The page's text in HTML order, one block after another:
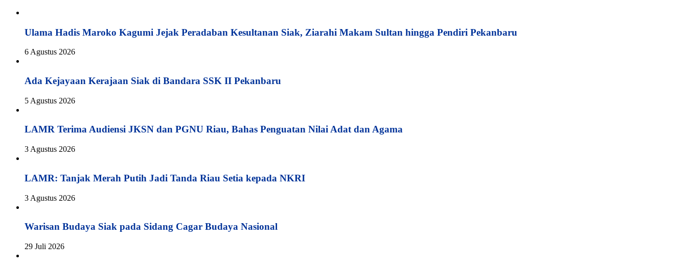
Ulama Hadis Maroko Kagumi Jejak Peradaban Kesultanan Siak, Ziarahi Makam Sultan hingga Pendiri Pekanbaru
6 Agustus 2026
Ada Kejayaan Kerajaan Siak di Bandara SSK II Pekanbaru
5 Agustus 2026
LAMR Terima Audiensi JKSN dan PGNU Riau, Bahas Penguatan Nilai Adat dan Agama
3 Agustus 2026
LAMR: Tanjak Merah Putih Jadi Tanda Riau Setia kepada NKRI
3 Agustus 2026
Warisan Budaya Siak pada Sidang Cagar Budaya Nasional
29 Juli 2026